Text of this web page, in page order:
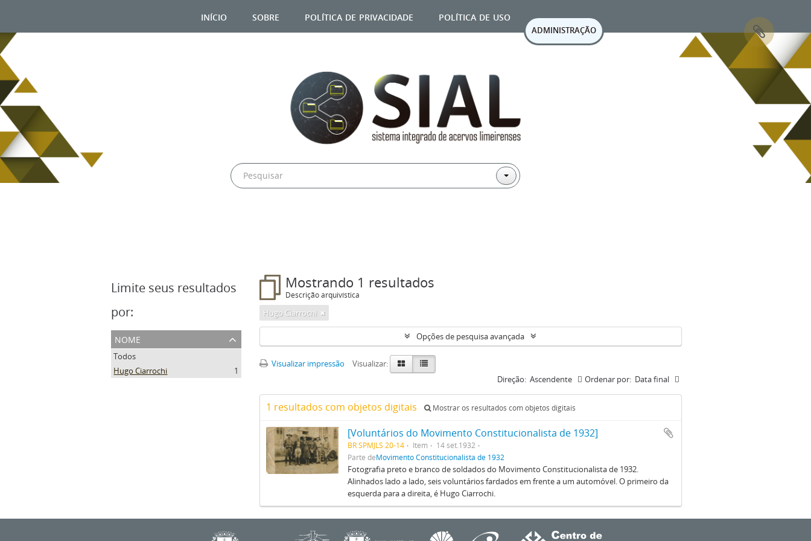
início sobre política de privacidade política de uso
ADMINISTRAÇÃO
Limite seus resultados
por:
nome
Todos
Hugo Ciarrochi
1
Mostrando 1 resultados
Descrição arquivística
Hugo Ciarrochi
Opções de pesquisa avançada
Visualizar impressão
Visualizar:
Ordenar por: Data final
Direção: Ascendente
1 resultados com objetos digitais Mostrar os resultados com objetos digitais
[Voluntários do Movimento Constitucionalista de 1932]
BR SPMJLS 20-14 Item
14 set.1932
Parte deMovimento Constitucionalista de 1932
Fotografia preto e branco de soldados do Movimento Constitucionalista de 1932.
Alinhados lado a lado, seis voluntários fardados em frente a um automóvel. O primeiro da
esquerda para a direita, é Hugo Ciarrochi.